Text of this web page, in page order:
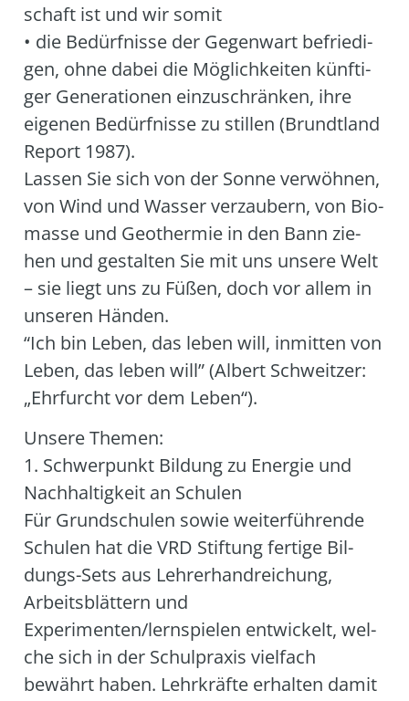
schaft ist und wir somit
• die Bedürf­nis­se der Gegen­wart befrie­di­
gen, ohne dabei die Mög­lich­kei­ten künf­ti­
ger Gene­ra­tio­nen ein­zu­schrän­ken, ihre
eige­nen Bedürf­nis­se zu stil­len (Brundt­land
Report 1987).
Las­sen Sie sich von der Son­ne ver­wöh­nen,
von Wind und Was­ser ver­zau­bern, von Bio­
mas­se und Geo­ther­mie in den Bann zie­
hen und gestal­ten Sie mit uns unse­re Welt
– sie liegt uns zu Füßen, doch vor allem in
unse­ren Hän­den.
“Ich bin Leben, das leben will, inmit­ten von
Leben, das leben will” (Albert Schweit­zer:
„Ehr­furcht vor dem Leben“).
Unse­re The­men:
1. Schwer­punkt Bil­dung zu Ener­gie und
Nach­hal­tig­keit an Schu­len
Für Grund­schu­len sowie wei­ter­füh­ren­de
Schu­len hat die VRD Stif­tung fer­ti­ge Bil­
dungs-Sets aus Leh­rer­hand­rei­chung,
Arbeits­blät­tern und
Experimenten/lernspielen ent­wi­ckelt, wel­
che sich in der Schul­pra­xis viel­fach
bewährt haben. Lehr­kräf­te erhal­ten damit